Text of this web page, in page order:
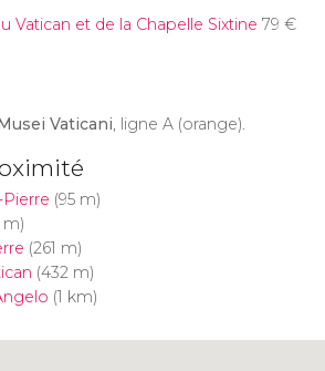
Vatican et de la Chapelle Sixtine 79 €
Vaticani, ligne A (orange).
Pierre (95 m)
m)
(261 m)
(432 m)
(1 km)